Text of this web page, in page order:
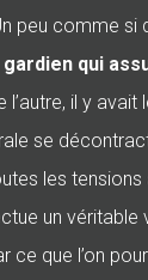
peu comme si
qui
l’autre, il y avait
se
les tensions
un véritable
ce que l’on